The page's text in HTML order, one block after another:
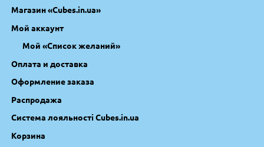
Магазин «Cubes.in.ua»
Мой аккаунт
Мой «Список желаний»
Оплата и доставка
Оформление заказа
Распродажа
Система лояльності Cubes.in.ua
Корзина